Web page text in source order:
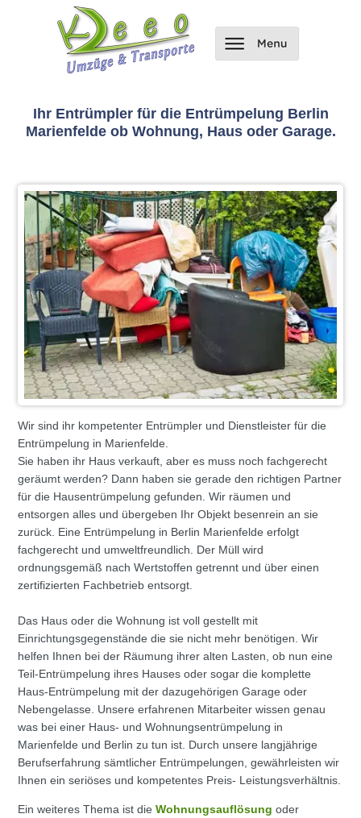
Ihr Entrümpler für die Entrümpelung Berlin
Marienfelde ob Wohnung, Haus oder Garage.
Wir sind ihr kompetenter Entrümpler und Dienstleister für die
Entrümpelung in Marienfelde.
Sie haben ihr Haus verkauft, aber es muss noch fachgerecht
geräumt werden? Dann haben sie gerade den richtigen Partner
für die Hausentrümpelung gefunden. Wir räumen und
entsorgen alles und übergeben Ihr Objekt besenrein an sie
zurück. Eine Entrümpelung in Berlin Marienfelde erfolgt
fachgerecht und umweltfreundlich. Der Müll wird
ordnungsgemäß nach Wertstoffen getrennt und über einen
zertifizierten Fachbetrieb entsorgt.
Das Haus oder die Wohnung ist voll gestellt mit
Einrichtungsgegenstände die sie nicht mehr benötigen. Wir
helfen Ihnen bei der Räumung ihrer alten Lasten, ob nun eine
Teil-Entrümpelung ihres Hauses oder sogar die komplette
Haus-Entrümpelung mit der dazugehörigen Garage oder
Nebengelasse. Unsere erfahrenen Mitarbeiter wissen genau
was bei einer Haus- und Wohnungsentrümpelung in
Marienfelde und Berlin zu tun ist. Durch unsere langjährige
Berufserfahrung sämtlicher Entrümpelungen, gewährleisten wir
Ihnen ein seriöses und kompetentes Preis- Leistungsverhältnis.
Ein weiteres Thema ist dieWohnungsauflösung oder